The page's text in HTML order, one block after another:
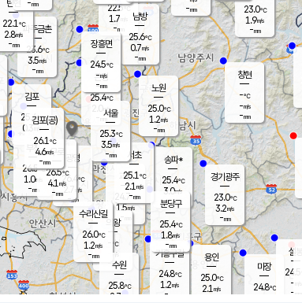
22.5℃
1.7
-mm
과천
24.7℃
1.5m/s
- mm
용인
25.0℃
2.1 m/s
경기광주
23.0℃
3.2m/s
-mm
파주금촌
23.6℃
3.5m/s
-mm
23.0℃
1.9m/s
-mm
-mm
창현
-℃
-m/s
-mm
탄현
22.1℃
2.8m/s
-mm
마장
24.8℃
의왕
- ℃
m/s
mm
김포
25.4℃
0.3 m/s
mm
설봉
24.5
-m/s
- mm
광명
26.4 ℃
2.7 m/s
-mm
부천
26.5℃
1.0m/s
-mm
구로
26.5℃
4.1 m/s
-mm
은평
25.4℃
2.0 m/s
- mm
노원
25.0℃
1.2m/s
-mm
송파*
25.4℃
3.0m/s
-mm
서초
25.1℃
2.1 m/s
-mm
남방
25.6℃
0.7m/s
-mm
기흥구갈
24.8℃
1.2m/s
-
수리산길
26.0℃
1.2m/s
-mm
분당구
25.4℃
1.8m/s
-mm
장흥면
24.5℃
-m/s
-mm
김포(공)
26.1℃
4.6m/s
-mm
수원
25.8℃
2.7 m/s
서울
25.3℃
3.5m/s
-mm
-mm